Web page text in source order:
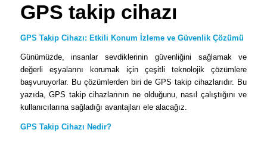
GPS takip cihazı
GPS Takip Cihazı: Etkili Konum İzleme ve Güvenlik Çözümü
Günümüzde, insanlar sevdiklerinin güvenliğini sağlamak ve
değerli eşyalarını korumak için çeşitli teknolojik çözümlere
başvuruyorlar. Bu çözümlerden biri de GPS takip cihazlarıdır. Bu
yazıda, GPS takip cihazlarının ne olduğunu, nasıl çalıştığını ve
kullanıcılarına sağladığı avantajları ele alacağız.
GPS Takip Cihazı Nedir?